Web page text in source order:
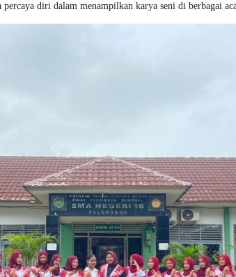
diri dalam menampilkan karya seni di berbagai